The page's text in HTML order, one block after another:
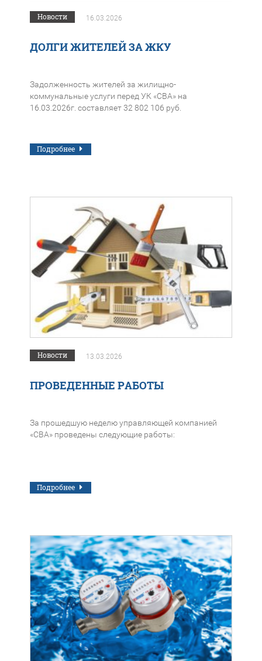
Новости 16.03.2026
ДОЛГИ ЖИТЕЛЕЙ ЗА ЖКУ
Задолженность жителей за жилищно-
коммунальные услуги перед УК «СВА» на
16.03.2026г. составляет 32 802 106 руб.
Подробнее
Новости 13.03.2026
ПРОВЕДЕННЫЕ РАБОТЫ
За прошедшую неделю управляющей компанией
«СВА» проведены следующие работы:
Подробнее